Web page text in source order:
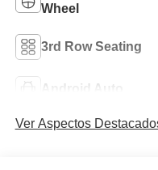
Wheel
3rd Row Seating
Android Auto
Ver Aspectos